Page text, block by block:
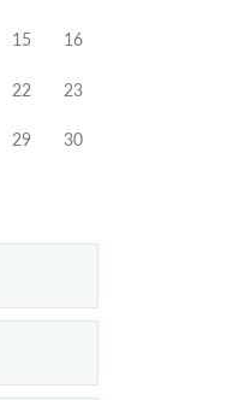
15 16
22 23
29 30